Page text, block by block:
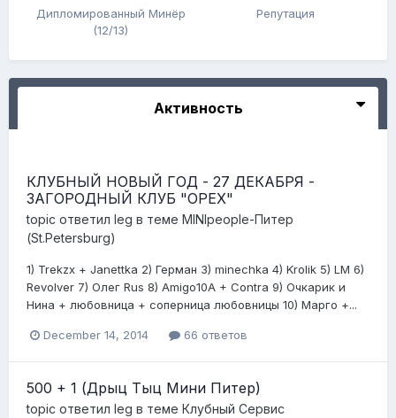
Дипломированный Минёр
(12/13)
Репутация
Активность
КЛУБНЫЙ НОВЫЙ ГОД - 27 ДЕКАБРЯ -
ЗАГОРОДНЫЙ КЛУБ "ОРЕХ"
topic ответил leg в теме MINIpeople-Питер
(St.Petersburg)
1) Trekzx + Janettka 2) Герман 3) minechka 4) Krolik 5) LM 6)
Revolver 7) Oлег Rus 8) Amigo10A + Contra 9) Очкарик и
Нина + любовница + соперница любовницы 10) Марго +...
December 14, 2014 66 ответов
500 + 1 (Дрыц Тыц Мини Питер)
topic ответил leg в теме Клубный Сервис